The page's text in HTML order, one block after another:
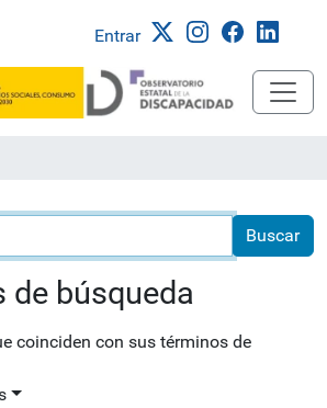
Entrar
de búsqueda
coinciden con sus términos de